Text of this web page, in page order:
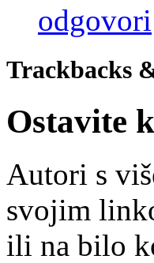
odgovori
Trackbacks
Ostavite
Autori s
svojim
ili na bilo